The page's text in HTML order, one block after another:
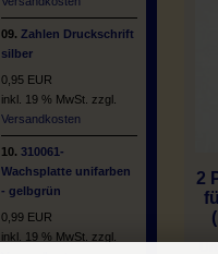
09. Zahlen Druckschrift
silber
0,95 EUR
inkl. 19 % MwSt. zzgl.
Versandkosten
10. 310061-
Wachsplatte unifarben
- gelbgrün
0,99 EUR
inkl. 19 % MwSt. zzgl.
2